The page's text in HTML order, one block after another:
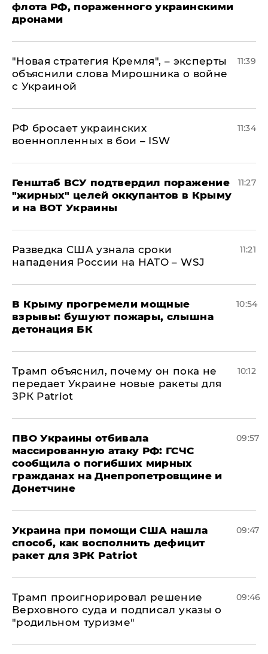
флота РФ, пораженного украинскими
дронами
"Новая стратегия Кремля", – эксперты
объяснили слова Мирошника о войне
с Украиной
11:39
РФ бросает украинских
военнопленных в бои – ISW
11:34
Генштаб ВСУ подтвердил поражение
"жирных" целей оккупантов в Крыму
и на ВОТ Украины
11:27
Разведка США узнала сроки
нападения России на НАТО – WSJ
11:21
В Крыму прогремели мощные
взрывы: бушуют пожары, слышна
детонация БК
10:54
Трамп объяснил, почему он пока не
передает Украине новые ракеты для
ЗРК Patriot
10:12
ПВО Украины отбивала
массированную атаку РФ: ГСЧС
сообщила о погибших мирных
гражданах на Днепропетровщине и
Донетчине
09:57
Украина при помощи США нашла
способ, как восполнить дефицит
ракет для ЗРК Patriot
09:47
Трамп проигнорировал решение
Верховного суда и подписал указы о
"родильном туризме"
09:46